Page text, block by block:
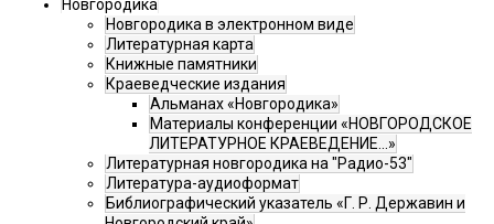
Новгородика
Новгородика в электронном виде
Литературная карта
Книжные памятники
Краеведческие издания
Альманах «Новгородика»
Материалы конференции «НОВГОРОДСКОЕ
ЛИТЕРАТУРНОЕ КРАЕВЕДЕНИЕ...»
Литературная новгородика на "Радио-53"
Литература-аудиоформат
Библиографический указатель «Г. Р. Державин и